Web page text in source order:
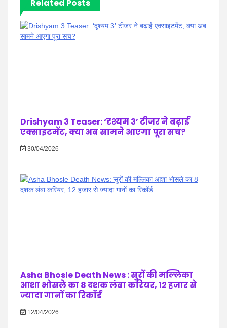
Related Posts
Drishyam 3 Teaser: ‘दृश्यम 3’ टीजर ने बढ़ाई
एक्साइटमेंट, क्या अब सामने आएगा पूरा सच?
30/04/2026
Asha Bhosle Death News : सुरों की मल्लिका
आशा भोसले का 8 दशक लंबा करियर, 12 हजार से
ज्यादा गानों का रिकॉर्ड
12/04/2026